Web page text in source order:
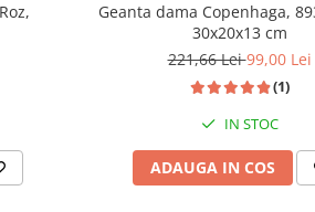
Geanta dama Copenhaga,
30x20x13 cm
221,66 Lei99,00 Lei
(1)
IN STOC
ADAUGA IN COS